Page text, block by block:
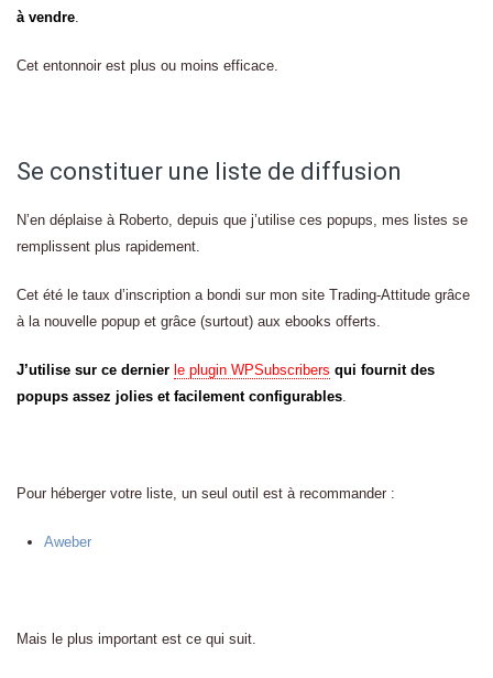
à vendre.
Cet entonnoir est plus ou moins efficace.
Se constituer une liste de diffusion
N’en déplaise à Roberto, depuis que j’utilise ces popups, mes listes se
remplissent plus rapidement.
Cet été le taux d’inscription a bondi sur mon site Trading-Attitude grâce
à la nouvelle popup et grâce (surtout) aux ebooks offerts.
J’utilise sur ce dernier le plugin WPSubscribers qui fournit des
popups assez jolies et facilement configurables.
Pour héberger votre liste, un seul outil est à recommander :
Aweber
Mais le plus important est ce qui suit.